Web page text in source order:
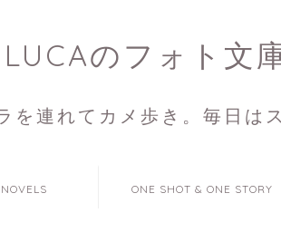
のフォト文
を連れてカメ歩き。毎日は
ONE SHOT & ONE STORY